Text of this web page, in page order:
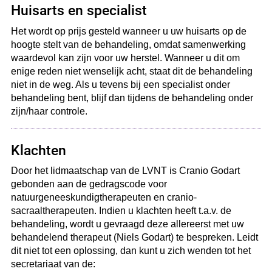
Huisarts en specialist
Het wordt op prijs gesteld wanneer u uw huisarts op de
hoogte stelt van de behandeling, omdat samenwerking
waardevol kan zijn voor uw herstel. Wanneer u dit om
enige reden niet wenselijk acht, staat dit de behandeling
niet in de weg. Als u tevens bij een specialist onder
behandeling bent, blijf dan tijdens de behandeling onder
zijn/haar controle.
Klachten
Door het lidmaatschap van de LVNT is Cranio Godart
gebonden aan de gedragscode voor
natuurgeneeskundigtherapeuten en cranio-
sacraaltherapeuten. Indien u klachten heeft t.a.v. de
behandeling, wordt u gevraagd deze allereerst met uw
behandelend therapeut (Niels Godart) te bespreken. Leidt
dit niet tot een oplossing, dan kunt u zich wenden tot het
secretariaat van de: